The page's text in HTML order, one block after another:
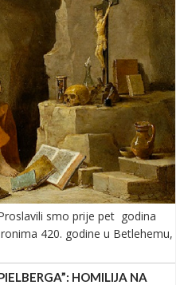
smo prije pet godina
420. godine u Betlehemu,
HOMILIJA NA